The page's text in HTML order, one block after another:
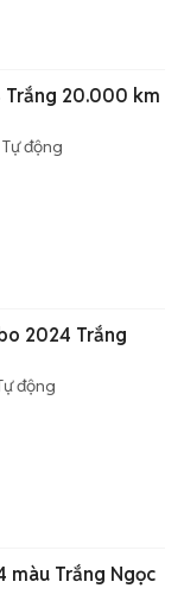
Trắng 20.000 km
Tự động
2024 Trắng
động
màu Trắng Ngọc